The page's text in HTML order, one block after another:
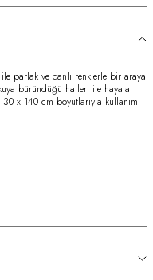
parlak ve canlı renklerle bir araya
büründüğü halleri ile hayata
x 140 cm boyutlarıyla kullanım